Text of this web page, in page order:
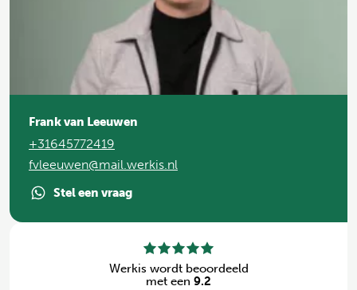
Frank van Leeuwen
+31645772419
fvleeuwen@mail.werkis.nl
Stel een vraag
Werkis wordt beoordeeld
met een 9.2